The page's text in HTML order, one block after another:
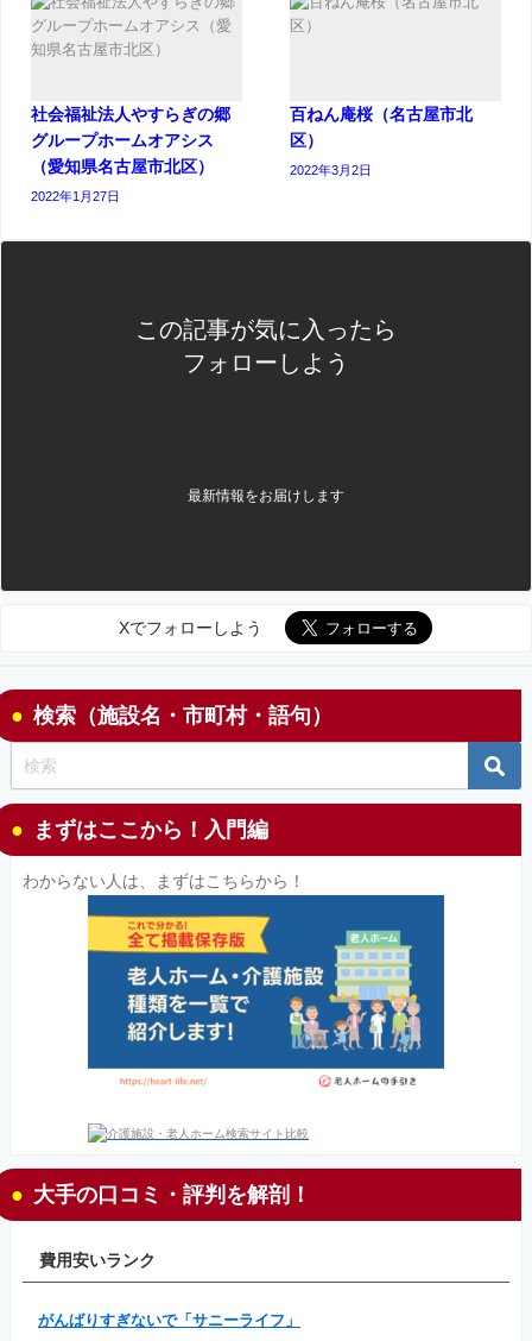
社会福祉法人やすらぎの郷
グループホームオアシス
（愛知県名古屋市北区）
2022年1月27日
百ねん庵桜（名古屋市北
区）
2022年3月2日
この記事が気に入ったら
フォローしよう
最新情報をお届けします
Xでフォローしよう
検索（施設名・市町村・語句）
まずはここから！入門編
わからない人は、まずはこちらから！
大手の口コミ・評判を解剖！
費用安いランク
がんばりすぎないで「サニーライフ」